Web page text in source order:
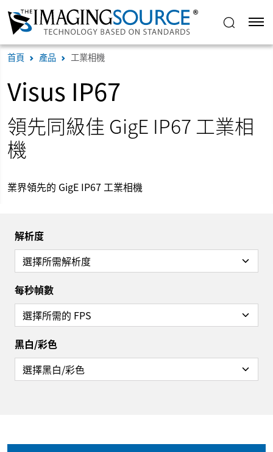
首頁 產品 工業相機
Visus IP67
領先同級佳 GigE IP67 工業相
機
業界領先的 GigE IP67 工業相機
解析度
每秒幀數
黑白/彩色